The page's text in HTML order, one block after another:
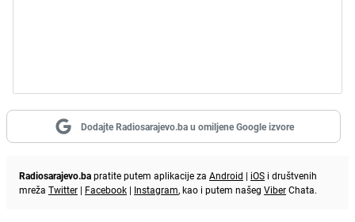
Dodajte Radiosarajevo.ba u omiljene Google izvore
Radiosarajevo.bapratite putem aplikacije za Android | iOS i društvenih
mreža Twitter | Facebook | Instagram, kao i putem našeg ViberChata.